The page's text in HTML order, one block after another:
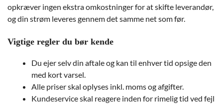
opkræver ingen ekstra omkostninger for at skifte leverandør,
og din strøm leveres gennem det samme net som før.
Vigtige regler du bør kende
Du ejer selv din aftale og kan til enhver tid opsige den
med kort varsel.
Alle priser skal oplyses inkl. moms og afgifter.
Kundeservice skal reagere inden for rimelig tid ved fejl